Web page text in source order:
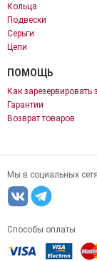
Кольца
Подвески
Серьги
Цепи
ПОМОЩЬ
Как зарезервировать
Гарантии
Возврат товаров
Мы в социальных
Способы оплаты